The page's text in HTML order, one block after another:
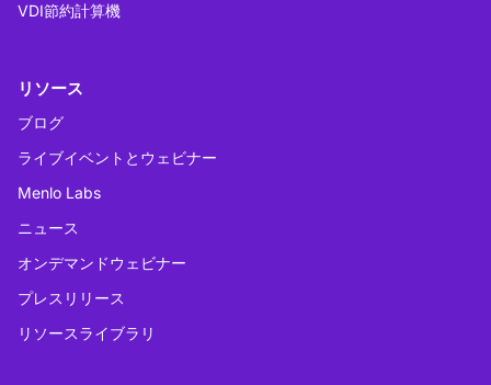
VDI節約計算機
リソース
ブログ
ライブイベントとウェビナー
Menlo Labs
ニュース
オンデマンドウェビナー
プレスリリース
リソースライブラリ